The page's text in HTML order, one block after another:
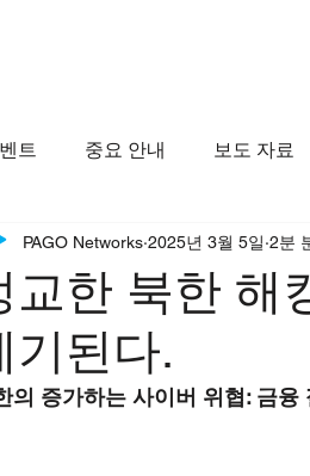
트 중요 안내 보도 자료
교한 북한 해
기된다.
PAGO Networks 2025년 3월 5일 2분
의 증가하는 사이버 위협: 금융